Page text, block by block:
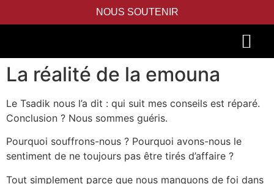
NOUS SOUTENIR
La réalité de la emouna
Le Tsadik nous l’a dit : qui suit mes conseils est réparé.
Conclusion ? Nous sommes guéris.
Pourquoi souffrons-nous ? Pourquoi avons-nous le
sentiment de ne toujours pas être tirés d’affaire ?
Tout simplement parce que nous manquons de foi dans